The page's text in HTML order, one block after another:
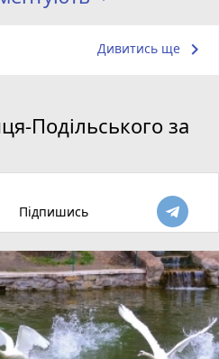
Дивитись ще keyboard_arrow_right
Подільського за
Підпишись